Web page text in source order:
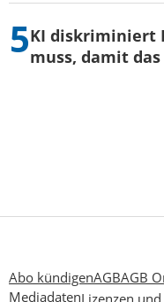
KI diskriminiert
muss, damit
Abo kündigenAGBAGB
MediadatenLizenzen und